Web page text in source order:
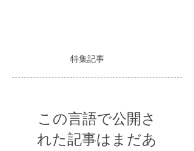
特集記事
この言語で公開さ
れた記事はまだあ